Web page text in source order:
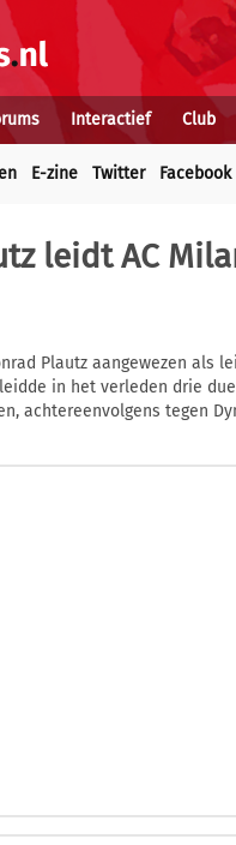
Interactief Club
E-zine Twitter Facebook
leidt AC
Plautz aangewezen als
in het verleden drie
achtereenvolgens tegen